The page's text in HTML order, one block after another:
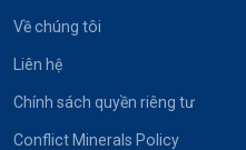
Về chúng tôi
Liên hệ
Chính sách quyền riêng tư
Conflict Minerals Policy